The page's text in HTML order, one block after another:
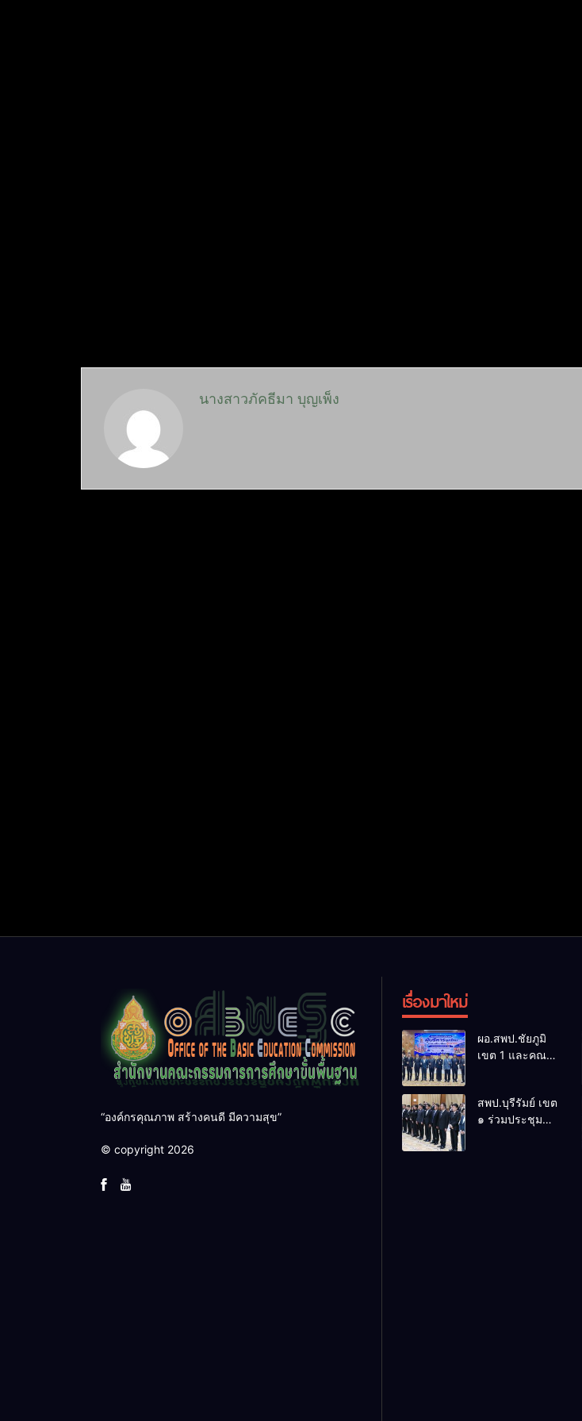
นางสาวภัคธีมา บุญเพ็ง
“องค์กรคุณภาพ สร้างคนดี มีความสุข”
© copyright 2026
เรื่องมาใหม่
ผอ.สพป.ชัยภูมิ
เขต 1 และคณะ
วิชาการ “ผู้
บริหารยุคใหม่นำ
สพป.บุรีรัมย์ เขต
๑ ร่วมประชุม